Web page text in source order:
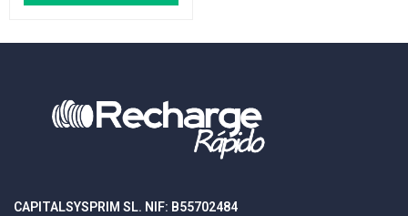
CAPITALSYSPRIM SL. NIF: B55702484